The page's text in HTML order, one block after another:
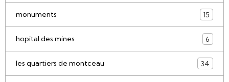
monuments 15
hopital des mines 6
les quartiers de montceau 34